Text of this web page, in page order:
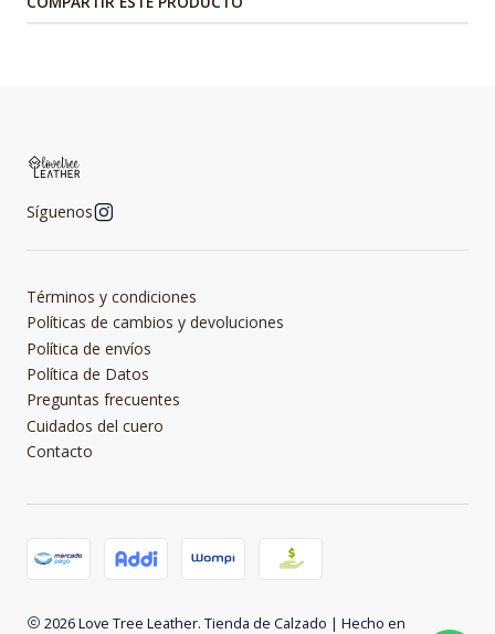
Síguenos
Términos y condiciones
Políticas de cambios y devoluciones
Política de envíos
Política de Datos
Preguntas frecuentes
Cuidados del cuero
Contacto
2026 Love Tree Leather. Tienda de Calzado | Hecho en